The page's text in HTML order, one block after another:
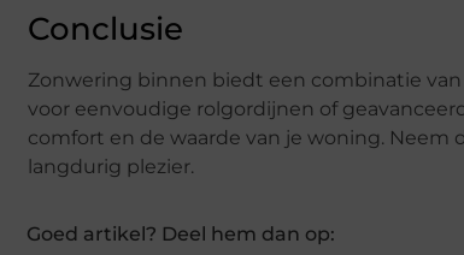
Conclusie
Zonwering binnen biedt een combinatie
voor eenvoudige rolgordijnen of
comfort en de waarde van je woning.
langdurig plezier.
Goed artikel? Deel hem dan op: